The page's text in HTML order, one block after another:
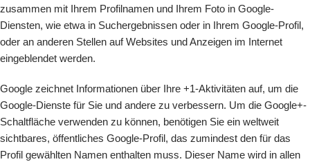
zusammen mit Ihrem Profilnamen und Ihrem Foto in Google-
Diensten, wie etwa in Suchergebnissen oder in Ihrem Google-Profil,
oder an anderen Stellen auf Websites und Anzeigen im Internet
eingeblendet werden.
Google zeichnet Informationen über Ihre +1-Aktivitäten auf, um die
Google-Dienste für Sie und andere zu verbessern. Um die Google+-
Schaltfläche verwenden zu können, benötigen Sie ein weltweit
sichtbares, öffentliches Google-Profil, das zumindest den für das
Profil gewählten Namen enthalten muss. Dieser Name wird in allen